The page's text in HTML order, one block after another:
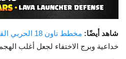
شاهد أيضًا: مخطط تاون 18 الحربي القوي
خداعية وبرج الاختفاء لجعل أغلب